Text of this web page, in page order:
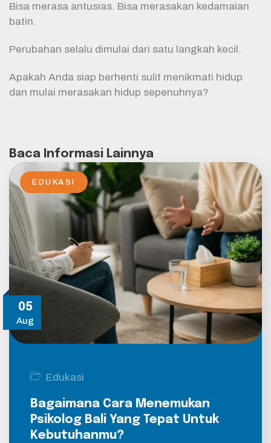
Bisa merasa antusias. Bisa merasakan kedamaian
batin.
Perubahan selalu dimulai dari satu langkah kecil.
Apakah Anda siap berhenti sulit menikmati hidup
dan mulai merasakan hidup sepenuhnya?
Baca Informasi Lainnya
05
Aug
EDUKASI
Edukasi
Bagaimana Cara Menemukan
Psikolog Bali Yang Tepat Untuk
Kebutuhanmu?